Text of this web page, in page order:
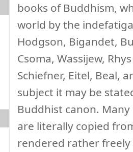
books of Buddhism,
world by the
Hodgson, Bigandet,
Csoma, Wassijew,
Schiefner, Eitel, Beal,
subject it may be
Buddhist canon.
are literally copied
rendered rather